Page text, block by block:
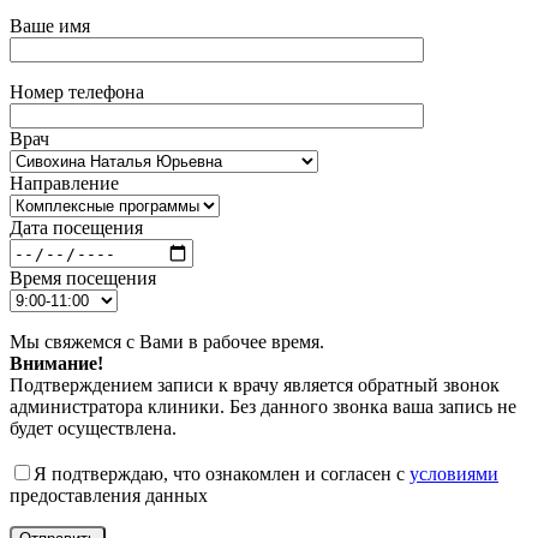
Ваше имя
Номер телефона
Врач
Направление
Дата посещения
Время посещения
Мы свяжемся с Вами в рабочее время.
Внимание!
Подтверждением записи к врачу является обратный звонок
администратора клиники. Без данного звонка ваша запись не
будет осуществлена.
Я подтверждаю, что ознакомлен и согласен с условиями
предоставления данных